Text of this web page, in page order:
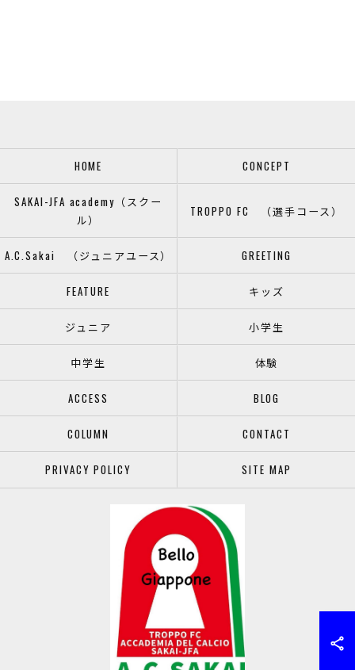
HOME CONCEPT
SAKAI-JFA academy（スクー
ル）
TROPPO FC （選手コース）
A.C.Sakai （ジュニアユース） GREETING
FEATURE キッズ
ジュニア 小学生
中学生 体験
ACCESS BLOG
COLUMN CONTACT
PRIVACY POLICY SITE MAP